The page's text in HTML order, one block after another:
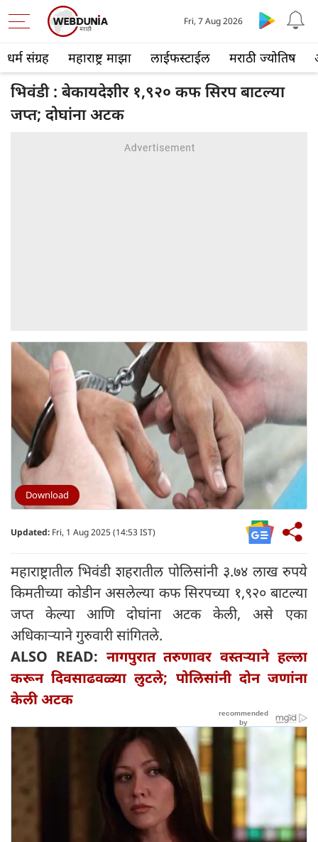
धर्म संग्रह महाराष्ट्र माझा लाईफस्टाईल मराठी ज्योतिष
Fri, 7 Aug 2026
भिवंडी : बेकायदेशीर १,९२० कफ सिरप बाटल्या
जप्त; दोघांना अटक
Download
Updated: Fri, 1 Aug 2025 (14:53 IST)
महाराष्ट्रातील भिवंडी शहरातील पोलिसांनी ३.७४ लाख रुपये
किमतीच्या कोडीन असलेल्या कफ सिरपच्या १,९२० बाटल्या
जप्त केल्या आणि दोघांना अटक केली, असे एका
अधिकाऱ्याने गुरुवारी सांगितले.
ALSO READ: नागपुरात तरुणावर वस्तऱ्याने हल्ला
करून दिवसाढवळ्या लुटले; पोलिसांनी दोन जणांना
केली अटक